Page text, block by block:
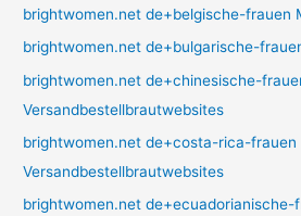
brightwomen.net de+belgische-frauen
brightwomen.net de+bulgarische-
brightwomen.net de+chinesische-
Versandbestellbrautwebsites
brightwomen.net de+costa-rica-frauen
Versandbestellbrautwebsites
brightwomen.net de+ecuadorianische-